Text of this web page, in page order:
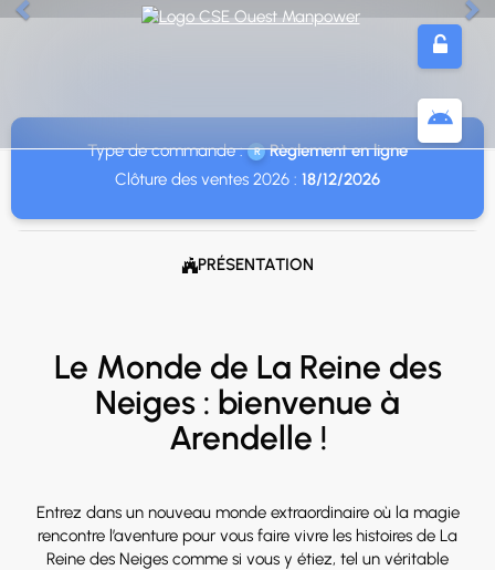
Précédent
Type de commande :
Règlement en ligne
Clôture des ventes 2026 : 18/12/2026
PRÉSENTATION
Le Monde de La Reine des
Neiges : bienvenue à
Arendelle !
Entrez dans un nouveau monde extraordinaire où la magie
rencontre l’aventure pour vous faire vivre les histoires de La
Reine des Neiges comme si vous y étiez, tel un véritable
Panneau de gestion des cookies